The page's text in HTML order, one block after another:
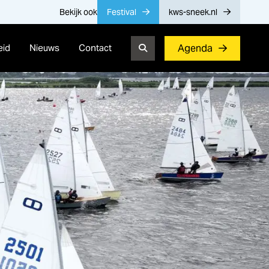
Bekijk ook Festival kws-sneek.nl
Nieuws Contact Agenda